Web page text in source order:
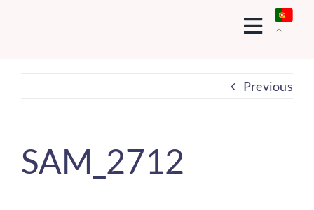
Previous
SAM_2712